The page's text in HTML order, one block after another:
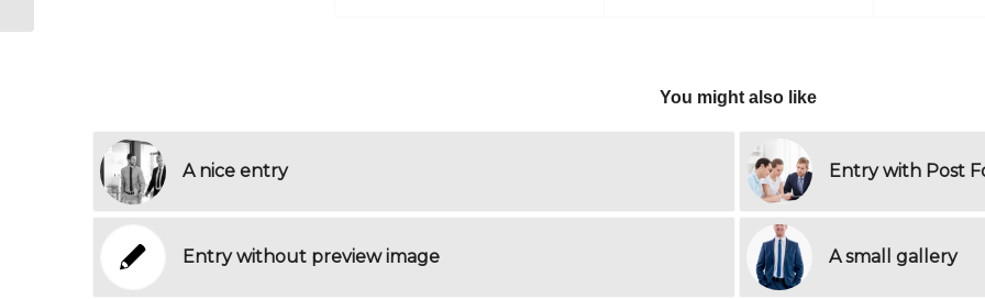
You might also like
A nice entry Entry with Post
Entry without preview image A small gallery